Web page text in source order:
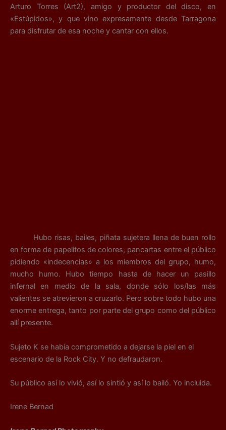
Arturo Torres (Art2), amigo y productor del disco, en
«Estúpidos», y que vino expresamente desde Tarragona
para disfrutar de esa noche y cantar con ellos.
Hubo risas, bailes, piñata sujetera llena de buen rollo
en forma de papelitos de colores, pancartas entre el público
pidiendo «indecencias» a los miembros del grupo, humo,
mucho humo. Hubo tiempo hasta de hacer un pasillo
infernal en medio de la sala, donde sólo los/las más
valientes se atrevieron a cruzarlo. Pero sobre todo hubo una
enorme entrega, tanto por parte del grupo como del público
allí presente.
Sujeto K se había comprometido a dejarse la piel en el
escenario de la Rock City. Y no defraudaron.
Su público así lo vivió, así lo sintió y así lo bailó. Yo incluida.
Irene Bernad